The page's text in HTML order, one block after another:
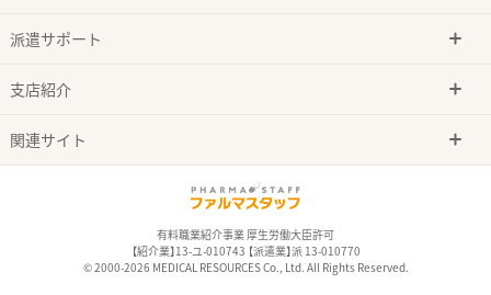
派遣サポート
支店紹介
関連サイト
有料職業紹介事業 厚生労働大臣許可
【紹介業】13-ユ-010743 【派遣業】派 13-010770
© 2000-2026 MEDICAL RESOURCES Co., Ltd. All Rights Reserved.